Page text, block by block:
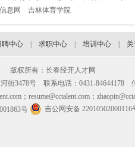
息网 吉林体育学院
聘中心 求职中心 培训中心
版权所有：长春经开人才网
街3478号 联系电话：0431-84644178
；resume@cctalent.com；
号
吉公网安备 22010502000116